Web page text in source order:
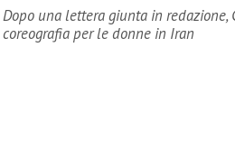
Dopo una lettera giunta in redazione,
coreografia per le donne in Iran